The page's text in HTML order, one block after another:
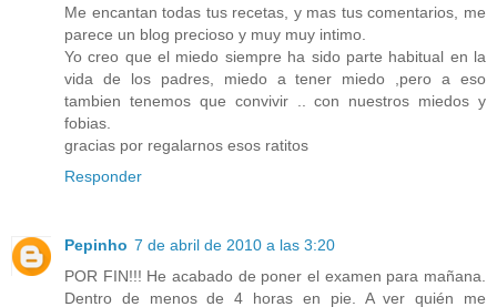
Me encantan todas tus recetas, y mas tus comentarios, me
parece un blog precioso y muy muy intimo.
Yo creo que el miedo siempre ha sido parte habitual en la
vida de los padres, miedo a tener miedo ,pero a eso
tambien tenemos que convivir .. con nuestros miedos y
fobias.
gracias por regalarnos esos ratitos
Responder
Pepinho 7 de abril de 2010 a las 3:20
POR FIN!!! He acabado de poner el examen para mañana.
Dentro de menos de 4 horas en pie. A ver quién me